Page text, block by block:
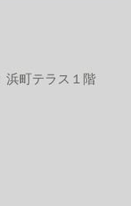
浜町テラス１階